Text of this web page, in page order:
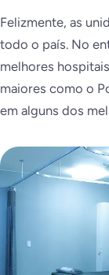
Felizmente, as
todo o país. No
melhores
maiores como o
em alguns dos